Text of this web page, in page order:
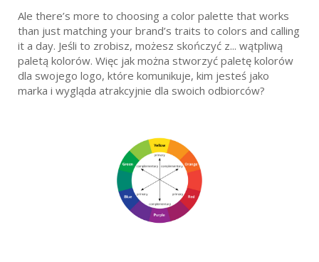
ZALOGUJ SIĘ
Ale there’s more to choosing a color palette that works
than just matching your brand’s traits to colors and calling
it a day. Jeśli to zrobisz, możesz skończyć z... wątpliwą
paletą kolorów. Więc jak można stworzyć paletę kolorów
dla swojego logo, które komunikuje, kim jesteś jako
marka i wygląda atrakcyjnie dla swoich odbiorców?